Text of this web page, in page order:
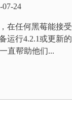
07-24
在任何黑莓能接受
运行4.2.1或更新的
直帮助他们...